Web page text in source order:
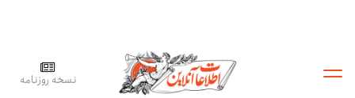
نسخه روزنامه